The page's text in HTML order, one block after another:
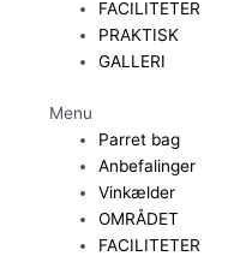
FACILITETER
PRAKTISK
GALLERI
Menu
Parret bag
Anbefalinger
Vinkælder
OMRÅDET
FACILITETER